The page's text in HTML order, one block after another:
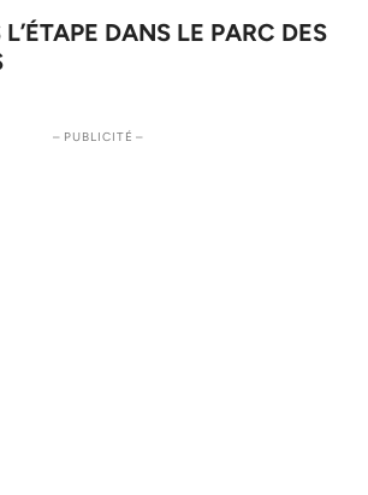
DANS LE PARC DES
– PUBLICITÉ –